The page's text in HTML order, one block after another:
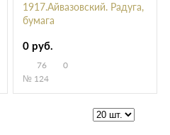
1917.Айвазовский. Радуга,
бумага
0 руб.
76
0
№ 124